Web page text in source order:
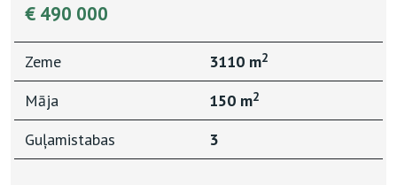
€ 490 000
Zeme 3110 m2
Māja 150 m2
Guļamistabas 3